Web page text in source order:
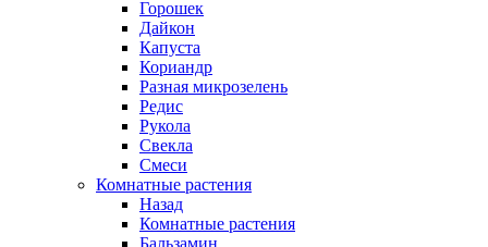
Горошек
Дайкон
Капуста
Кориандр
Разная микрозелень
Редис
Рукола
Свекла
Смеси
Комнатные растения
Назад
Комнатные растения
Бальзамин